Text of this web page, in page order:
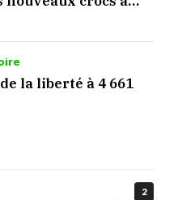
la liberté à 4 661
2